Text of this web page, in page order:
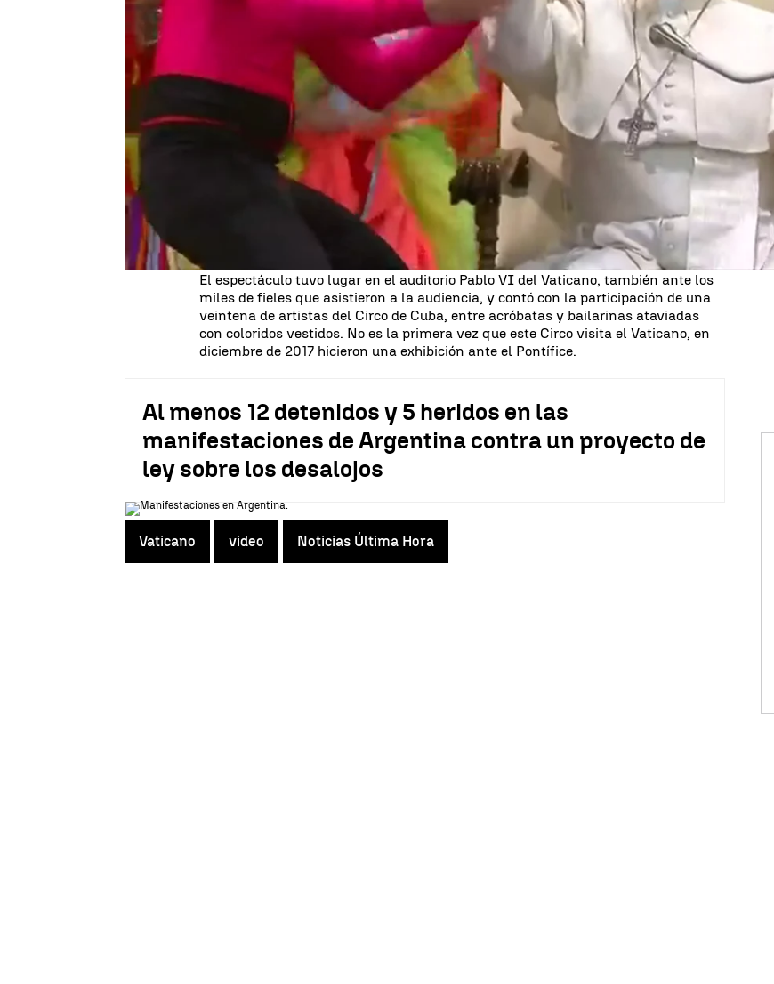
Antena 3 Noticias
Publicado: WhatsappFacebook
X
"Quiero agradecer a los artistas del Circo de Cuba. Ellos con su espectáculo
portan belleza. Se requiere mucho esfuerzo para hacerla. Hemos visto mucho
entrenamiento", dijo el pontífice al término del espectáculo, que sirvió para
concluir la audiencia general. El Papa Francisco dijo ante los artistas circenses
que "la belleza siempre eleva el corazón, nos hace mejores a todos".
"La belleza nos porta la bondad y también a Dios. Continuad así, ofreciendo
belleza a todo el mundo", animó a los participantes en el espectáculo, que
aprovecharon para saludarle y fotografiarse junto a él.
El espectáculo tuvo lugar en el auditorio Pablo VI del Vaticano, también ante los
miles de fieles que asistieron a la audiencia, y contó con la participación de una
veintena de artistas del Circo de Cuba, entre acróbatas y bailarinas ataviadas
con coloridos vestidos. No es la primera vez que este Circo visita el Vaticano, en
diciembre de 2017 hicieron una exhibición ante el Pontífice.
Al menos 12 detenidos y 5 heridos en las
manifestaciones de Argentina contra un proyecto de
ley sobre los desalojos
Vaticano video Noticias Última Hora